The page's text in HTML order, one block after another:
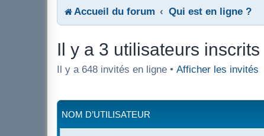
Accueil du forum Qui est en ligne ?
Il y a 3 utilisateurs
Il y a 648 invités en ligne • Afficher les invités
NOM D’UTILISATEUR